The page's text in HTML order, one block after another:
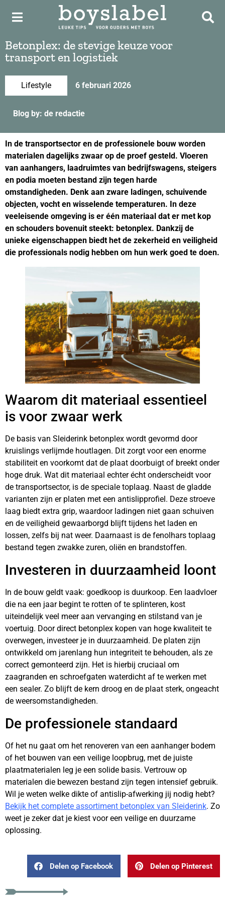
Betonplex: de stevige keuze voor
transport en logistiek
Lifestyle 6 februari 2026
Blog by: de redactie
In de transportsector en de professionele bouw worden
materialen dagelijks zwaar op de proef gesteld. Vloeren
van aanhangers, laadruimtes van bedrijfswagens, steigers
en podia moeten bestand zijn tegen harde
omstandigheden. Denk aan zware ladingen, schuivende
objecten, vocht en wisselende temperaturen. In deze
veeleisende omgeving is er één materiaal dat er met kop
en schouders bovenuit steekt: betonplex. Dankzij de
unieke eigenschappen biedt het de zekerheid en veiligheid
die professionals nodig hebben om hun werk goed te doen.
Waarom dit materiaal essentieel
is voor zwaar werk
De basis van Sleiderink betonplex wordt gevormd door
kruislings verlijmde houtlagen. Dit zorgt voor een enorme
stabiliteit en voorkomt dat de plaat doorbuigt of breekt onder
hoge druk. Wat dit materiaal echter écht onderscheidt voor
de transportsector, is de speciale toplaag. Naast de gladde
varianten zijn er platen met een antislipprofiel. Deze stroeve
laag biedt extra grip, waardoor ladingen niet gaan schuiven
en de veiligheid gewaarborgd blijft tijdens het laden en
lossen, zelfs bij nat weer. Daarnaast is de fenolhars toplaag
bestand tegen zwakke zuren, oliën en brandstoffen.
Investeren in duurzaamheid loont
In de bouw geldt vaak: goedkoop is duurkoop. Een laadvloer
die na een jaar begint te rotten of te splinteren, kost
uiteindelijk veel meer aan vervanging en stilstand van je
voertuig. Door direct betonplex kopen van hoge kwaliteit te
overwegen, investeer je in duurzaamheid. De platen zijn
ontwikkeld om jarenlang hun integriteit te behouden, als ze
correct gemonteerd zijn. Het is hierbij cruciaal om
zaagranden en schroefgaten waterdicht af te werken met
een sealer. Zo blijft de kern droog en de plaat sterk, ongeacht
de weersomstandigheden.
De professionele standaard
Of het nu gaat om het renoveren van een aanhanger bodem
of het bouwen van een veilige loopbrug, met de juiste
plaatmaterialen leg je een solide basis. Vertrouw op
materialen die bewezen bestand zijn tegen intensief gebruik.
Wil je weten welke dikte of antislip-afwerking jij nodig hebt?
Bekijk het complete assortiment betonplex van Sleiderink. Zo
weet je zeker dat je kiest voor een veilige en duurzame
oplossing.
Delen op Facebook Delen op Pinterest